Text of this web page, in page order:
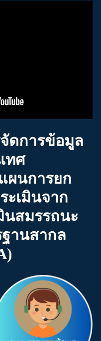
ดการข้อมูล
ทศ
ผนการยก
ะเมินจาก
นสมรรถนะ
านสากล